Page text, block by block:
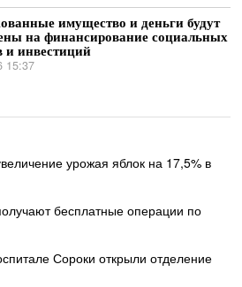
имущество и деньги будут
на финансирование социальных
и инвестиций
15:37
урожая яблок на 17,5% в
бесплатные операции по
Сороки открыли отделение